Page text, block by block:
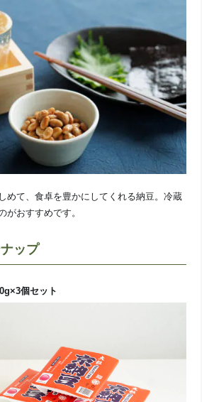
めて、食卓を豊かにしてくれる納豆。冷蔵
がおすすめです。
ップ
個セット